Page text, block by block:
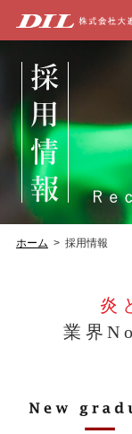
ホーム 採用情報
炎
業界